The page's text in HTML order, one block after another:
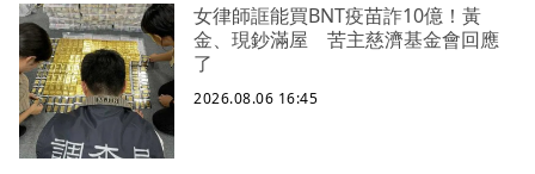
女律師誆能買BNT疫苗詐10億！黃
金、現鈔滿屋 苦主慈濟基金會回應
了
2026.08.06 16:45